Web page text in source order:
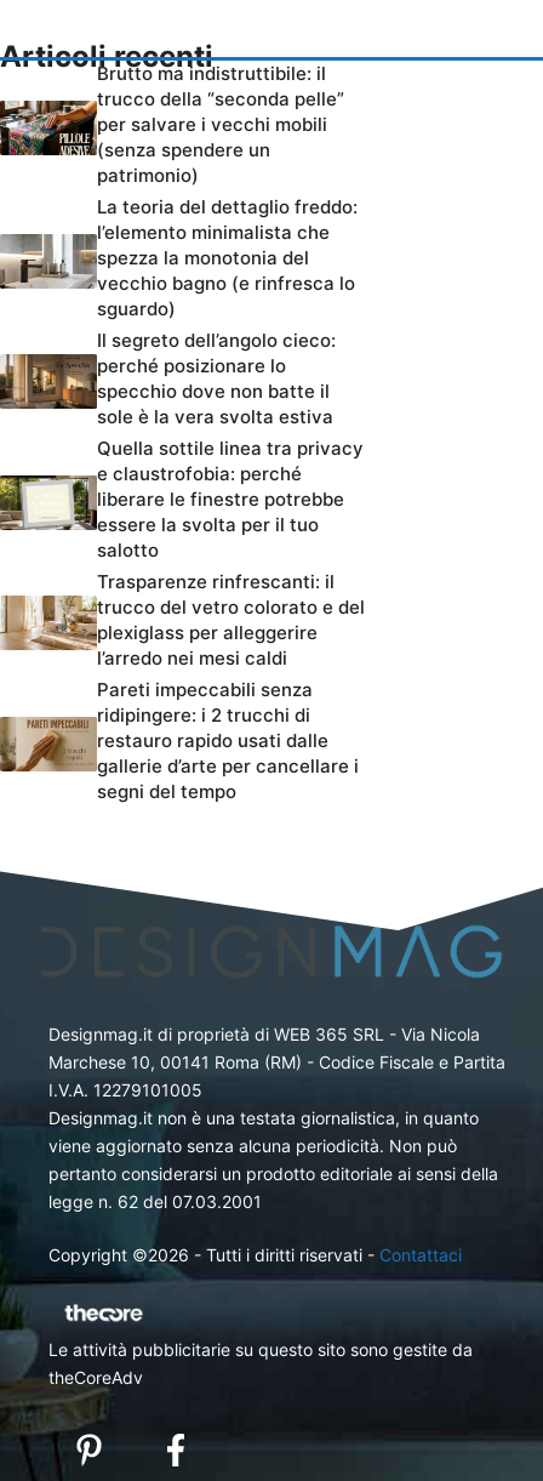
Articoli recenti
Brutto ma indistruttibile: il
trucco della “seconda pelle”
per salvare i vecchi mobili
(senza spendere un
patrimonio)
La teoria del dettaglio freddo:
l’elemento minimalista che
spezza la monotonia del
vecchio bagno (e rinfresca lo
sguardo)
Il segreto dell’angolo cieco:
perché posizionare lo
specchio dove non batte il
sole è la vera svolta estiva
Quella sottile linea tra privacy
e claustrofobia: perché
liberare le finestre potrebbe
essere la svolta per il tuo
salotto
Trasparenze rinfrescanti: il
trucco del vetro colorato e del
plexiglass per alleggerire
l’arredo nei mesi caldi
Pareti impeccabili senza
ridipingere: i 2 trucchi di
restauro rapido usati dalle
gallerie d’arte per cancellare i
segni del tempo
Designmag.it di proprietà di WEB 365 SRL - Via Nicola
Marchese 10, 00141 Roma (RM) - Codice Fiscale e Partita
I.V.A. 12279101005
Designmag.it non è una testata giornalistica, in quanto
viene aggiornato senza alcuna periodicità. Non può
pertanto considerarsi un prodotto editoriale ai sensi della
legge n. 62 del 07.03.2001
Copyright ©2026 - Tutti i diritti riservati - Contattaci
Le attività pubblicitarie su questo sito sono gestite da
theCoreAdv